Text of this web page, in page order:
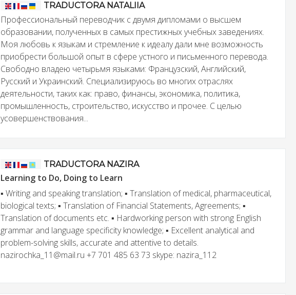
TRADUCTORA NATALIIA
Профессиональный переводчик с двумя дипломами о высшем
образовании, полученных в самых престижных учебных заведениях.
Моя любовь к языкам и стремление к идеалу дали мне возможность
приобрести большой опыт в сфере устного и письменного перевода.
Свободно владею четырьмя языками: Французский, Английский,
Русский и Украинский. Специализируюсь во многих отраслях
деятельности, таких как: право, финансы, экономика, политика,
промышленность, строительство, искусство и прочее. С целью
усовершенствования...
TRADUCTORA NAZIRA
Learning to Do, Doing to Learn
▪ Writing and speaking translation; ▪ Translation of medical, pharmaceutical,
biological texts; ▪ Translation of Financial Statements, Agreements; ▪
Translation of documents etc. ▪ Hardworking person with strong English
grammar and language specificity knowledge; ▪ Excellent analytical and
problem-solving skills, accurate and attentive to details.
nazirochka_11@mail.ru +7 701 485 63 73 skype: nazira_112